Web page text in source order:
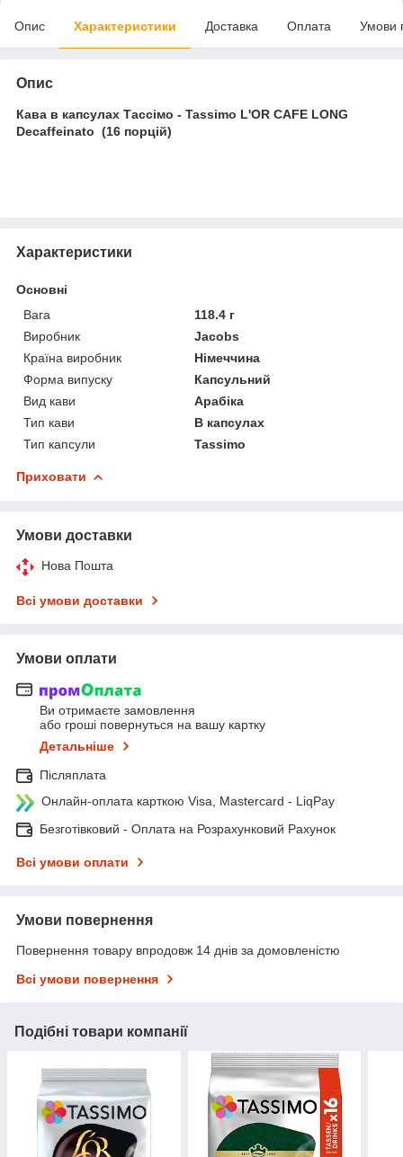
Опис Характеристики Доставка Оплата Умови
Опис
Кава в капсулах Тассімо - Tassimo L'OR CAFE LONG
Decaffeinato (16 порцій)
Характеристики
Основні
Вага
118.4 г
Виробник
Jacobs
Країна виробник
Німеччина
Форма випуску
Капсульний
Вид кави
Арабіка
Тип кави
В капсулах
Тип капсули
Tassimo
Приховати
Умови доставки
Нова Пошта
Всі умови доставки
Умови оплати
Ви отримаєте замовлення
або гроші повернуться на вашу картку
Детальніше
Післяплата
Онлайн-оплата карткою Visa, Mastercard - LiqPay
Безготівковий - Оплата на Розрахунковий Рахунок
Всі умови оплати
Умови повернення
Повернення товару впродовж 14 днів за домовленістю
Всі умови повернення
Подібні товари компанії